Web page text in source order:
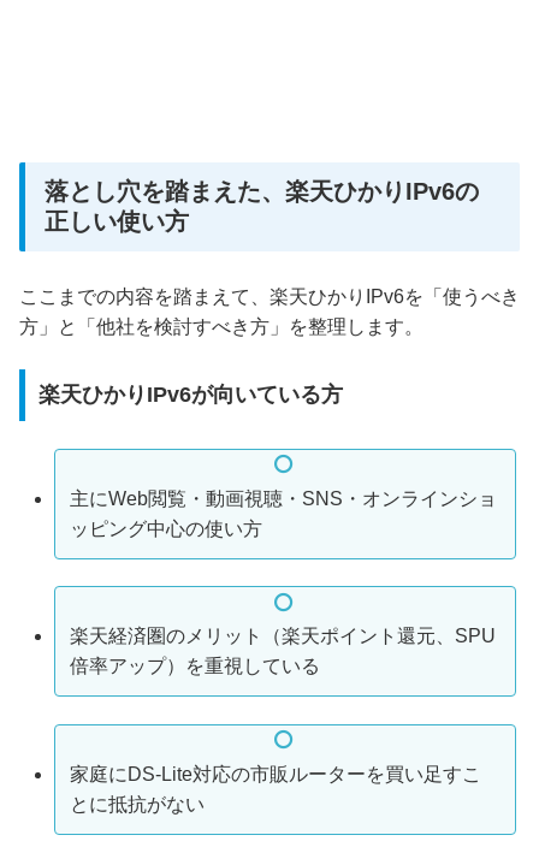
落とし穴を踏まえた、楽天ひかりIPv6の
正しい使い方
ここまでの内容を踏まえて、楽天ひかりIPv6を「使うべき
方」と「他社を検討すべき方」を整理します。
楽天ひかりIPv6が向いている方
主にWeb閲覧・動画視聴・SNS・オンラインショ
ッピング中心の使い方
楽天経済圏のメリット（楽天ポイント還元、SPU
倍率アップ）を重視している
家庭にDS-Lite対応の市販ルーターを買い足すこ
とに抵抗がない